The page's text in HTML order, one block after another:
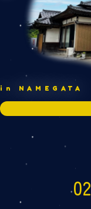
in NAMEGATA